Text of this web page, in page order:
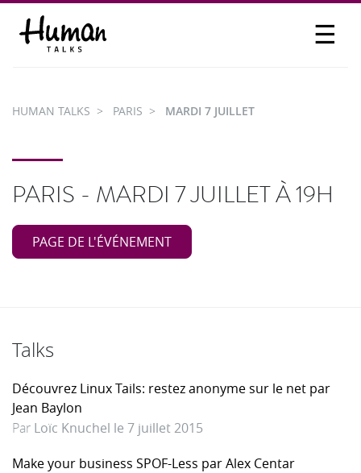
☰
PARTICIPER
HUMAN TALKS PARIS MARDI 7 JUILLET
PARIS - MARDI 7 JUILLET À 19H
PAGE DE L'ÉVÉNEMENT
Talks
Découvrez Linux Tails: restez anonyme sur le net par
Jean Baylon
Par Loïc Knuchel le 7 juillet 2015
Make your business SPOF-Less par Alex Centar